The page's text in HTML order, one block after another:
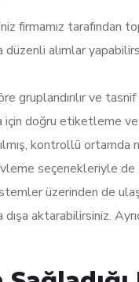
firmamız tarafından
alımlar
ve tasnif
doğru etiketleme ve
kontrollü ortamda
seçenekleriyle
üzerinden de
aktarabilirsiniz.